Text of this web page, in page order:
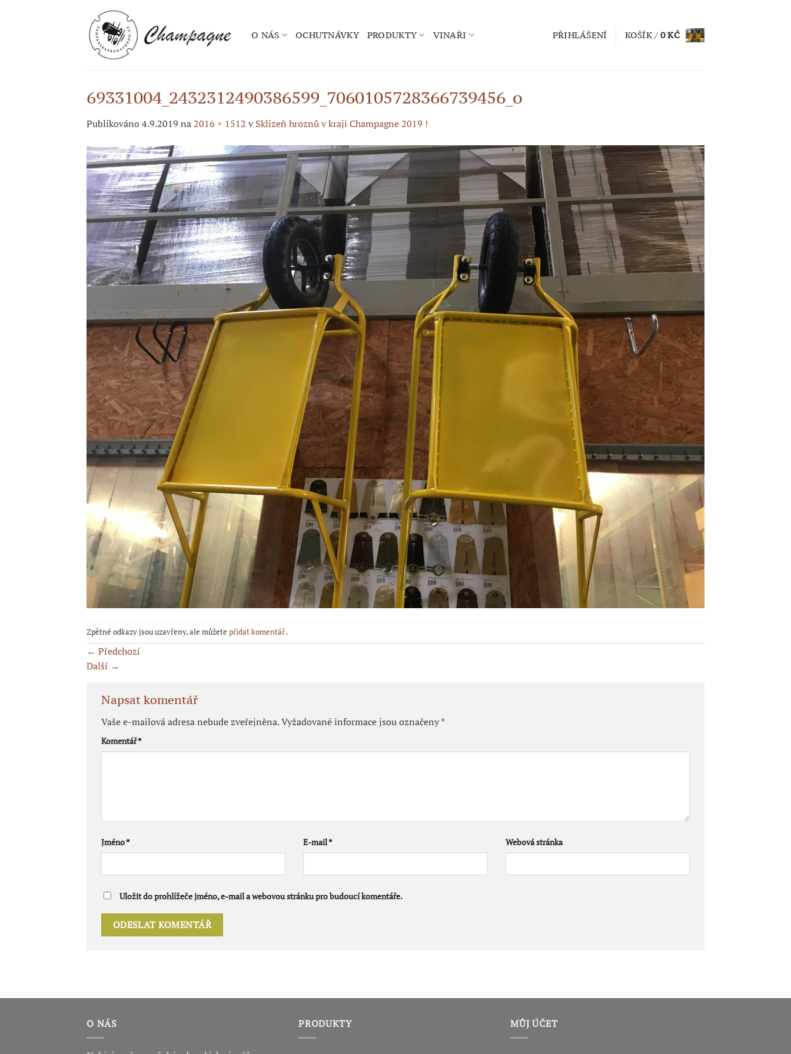
O NÁS OCHUTNÁVKY PRODUKTY VINAŘI PŘIHLÁŠENÍ KOŠÍK / 0KČ
69331004_2432312490386599_7060105728366739456_o
Publikováno4.9.2019 na2016 × 1512 vSklizeň hroznů v kraji Champagne 2019 !
Zpětné odkazy jsou uzavřeny, ale můžete přidat komentář.
← Předchozí
Další →
Napsat komentář
Vaše e-mailová adresa nebude zveřejněna.Vyžadované informace jsou označeny*
Komentář*
Jméno* E-mail* Webová stránka
Uložit do prohlížeče jméno, e-mail a webovou stránku pro budoucí komentáře.
O NÁS PRODUKTY MŮJ ÚČET